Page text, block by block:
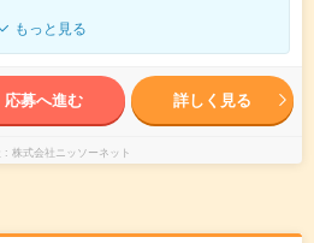
もっと見る
応募へ進む 詳しく見る
株式会社ニッソーネット